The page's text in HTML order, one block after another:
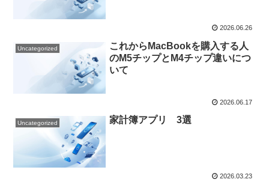
2026.06.26
Uncategorized
これからMacBookを購入する人
のM5チップとM4チップ違いにつ
いて
2026.06.17
Uncategorized 家計簿アプリ 3選
2026.03.23